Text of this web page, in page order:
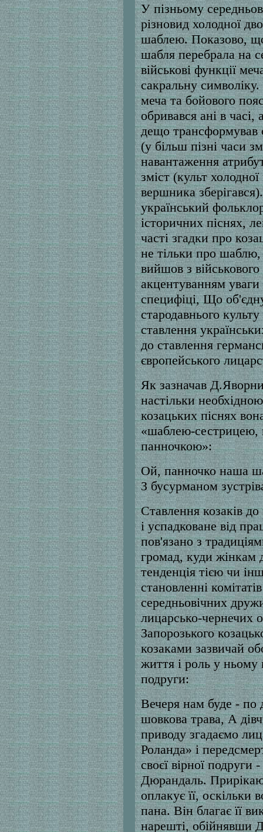
У пізньому
різновид холодної
шаблею. Показово,
шабля перебрала на
військові функції
сакральну
меча та бойового
обривався ані в часі,
дещо
(у більш пізні часи
навантаження
зміст (культ
вершника
український
історичних піснях,
часті згадки про
не тільки про шаблю,
вийшов з
акцентуванням уваги
специфіці, Що
стародавнього
ставлення
до ставлення
європейського
Як зазначав
настільки
козацьких піснях
«шаблею-сестрицею,
панночкою»:
Ой, панночко наша
З бусурманом
Ставлення козаків
і успадковане від
пов'язано з
громад, куди жінкам
тенденція тією чи
становленні
середньовічних
лицарсько-чернечих
Запорозького
козаками зазвичай
життя і роль у ньому
подруги:
Вечеря нам буде - по
шовкова трава, А
приводу згадаємо
Роланда» і
своєї вірної
Дюрандаль.
оплакує її, оскільки
пана. Він благає її
нарешті, обійнявши